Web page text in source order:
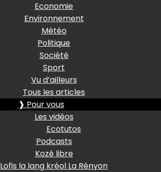
Economie
Environnement
Météo
Politique
Société
Sport
Vu d’ailleurs
Tous les articles
❱ Pour vous
Les vidéos
Ecotutos
Podcasts
Kozé libre
Lofis la lang kréol La Rényon